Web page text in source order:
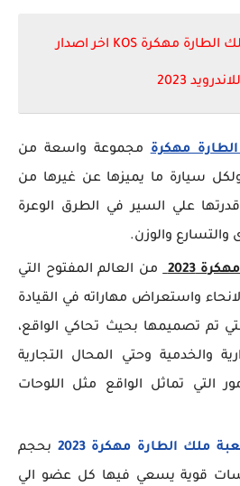
مميزات تحميل ملك الطارة مهكرة KOS اخر اصدار
للاندرويد 2023
مهكرةمجموعة واسعة من
ولكل سيارة ما يميزها عن غيرها من
علي السير في الطرق الوعرة
والوزن.
2023
من العالم المفتوح التي
واستعراض مهاراته في القيادة
تم تصميمها بحيث تحاكي الواقع،
والخدمية وحتي المحال التجارية
التي تماثل الواقع مثل اللوحات
ملك الطارة مهكرة 2023
بحجم
قوية يسعي فيها كل عضو الي